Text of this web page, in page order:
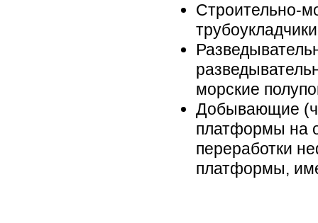
Строительно-
морские
Добывающие
платформы на
переработки
платформы,